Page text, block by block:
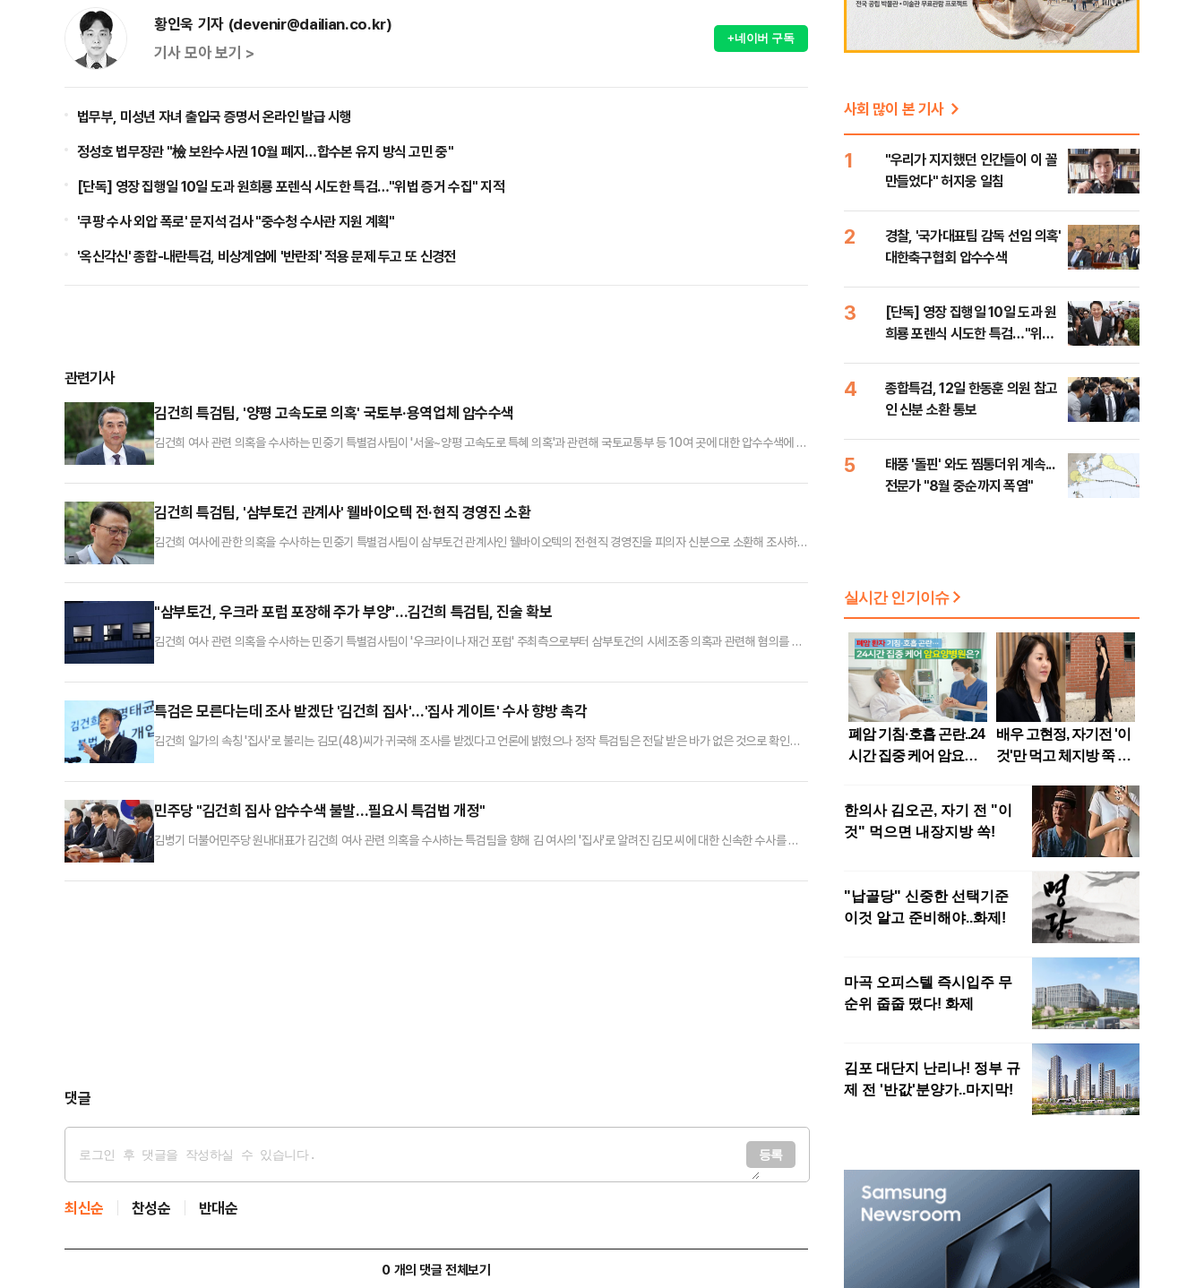
황인욱 기자 (devenir@dailian.co.kr)
기사 모아 보기 >
+네이버 구독
법무부, 미성년 자녀 출입국 증명서 온라인 발급 시행
정성호 법무장관 "檢 보완수사권 10월 폐지…합수본 유지 방식 고민 중"
[단독] 영장 집행일 10일 도과 원희룡 포렌식 시도한 특검…"위법 증거 수집" 지적
'쿠팡 수사 외압 폭로' 문지석 검사 "중수청 수사관 지원 계획"
'옥신각신' 종합-내란특검, 비상계엄에 '반란죄' 적용 문제 두고 또 신경전
관련기사
김건희 특검팀, '양평 고속도로 의혹' 국토부·용역업체 압수수색
김건희 여사 관련 의혹을 수사하는 민중기 특별검사팀이 '서울~양평 고속도로 특혜 의혹'과 관련해 국토교통부 등 10여 곳에 대한 압수수색에 나
았던 동해종합기술공사와 경동엔지니어링 사무실 등에 수사관을 보내 문서 자료와 PC 내 파일 등을 확보하고 있다.단 이번 압수수색에는 원희룡
김건희 특검팀, '삼부토건 관계사' 웰바이오텍 전·현직 경영진 소환
김건희 여사에 관한 의혹을 수사하는 민중기 특별검사팀이 삼부토건 관계사인 웰바이오텍의 전·현직 경영진을 피의자 신분으로 소환해 조사하고
기훈 웰바이오텍 회장 겸 삼부토건 부회장과 구세현 웰바이오텍 전 대표이사를 서울 종로구 KT광화문빌딩 웨스트에 마련된 사무실로 불러 조사
"삼부토건, 우크라 포럼 포장해 주가 부양"…김건희 특검팀, 진술 확보
김건희 여사 관련 의혹을 수사하는 민중기 특별검사팀이 '우크라이나 재건 포럼' 주최측으로부터 삼부토건의 시세조종 의혹과 관련해 혐의를 뒷
에서 "포럼은 가입비 100만원만 내면 누구나 참여할 수 있었으나 삼부토건은 마치 협회 초청을 받아 참석한 것처럼 기사가 났다"며 "주가 관리를
특검은 모른다는데 조사 받겠단 '김건희 집사'…'집사 게이트' 수사 향방 촉각
김건희 일가의 속칭 '집사'로 불리는 김모(48)씨가 귀국해 조사를 받겠다고 언론에 밝혔으나 정작 특검팀은 전달 받은 바가 없은 것으로 확인됐
문홍주 특검보는 이날 서울 종로구 KT광화문빌딩 웨스트에 마련된 브리핑룸에서 정례 브리핑을 통해 "집사 게이트의 주 피의자인 김씨가 자진
민주당 "김건희 집사 압수수색 불발…필요시 특검법 개정"
김병기 더불어민주당 원내대표가 김건희 여사 관련 의혹을 수사하는 특검팀을 향해 김 여사의 '집사'로 알려진 김모 씨에 대한 신속한 수사를 촉
내대표는 "김건희 특검은 김모 씨의 부실 렌트카 업체에 대기업들이 투자한 사건을 수사하고 있다. 그런데 김모 씨는 지난 4월 가족들을 데리고
댓글
최신순 찬성순 반대순
0 개의 댓글 전체보기
사회 많이 본 기사
1
"우리가 지지했던 인간들이 이 꼴
만들었다" 허지웅 일침
2
경찰, '국가대표팀 감독 선임 의혹'
대한축구협회 압수수색
3
[단독] 영장 집행일 10일 도과 원
희룡 포렌식 시도한 특검…"위법
4
종합특검, 12일 한동훈 의원 참고
인 신분 소환 통보
5
태풍 '돌핀' 와도 찜통더위 계속...
전문가 "8월 중순까지 폭염"